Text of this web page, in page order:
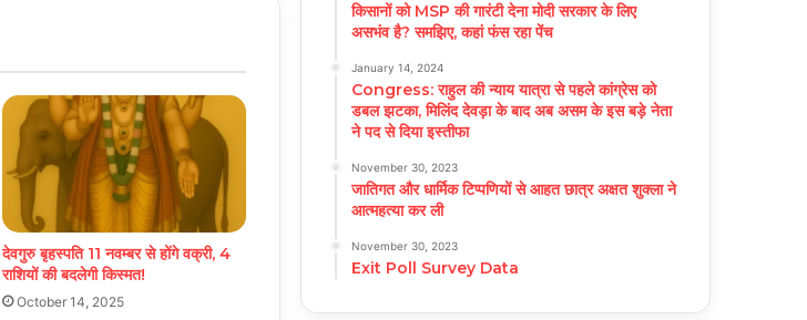
देवगुरु बृहस्पति 11 नवम्बर से होंगे वक्री, 4
राशियों की बदलेगी किस्मत!
October 14, 2025
किसानों को MSP की गारंटी देना मोदी सरकार के लिए
असभंव है? समझिए, कहां फंस रहा पेंच
January 14, 2024
Congress: राहुल की न्याय यात्रा से पहले कांग्रेस को
डबल झटका, मिलिंद देवड़ा के बाद अब असम के इस बड़े नेता
ने पद से दिया इस्तीफा
November 30, 2023
जातिगत और धार्मिक टिप्पणियों से आहत छात्र अक्षत शुक्ला ने
आत्महत्या कर ली
November 30, 2023
Exit Poll Survey Data